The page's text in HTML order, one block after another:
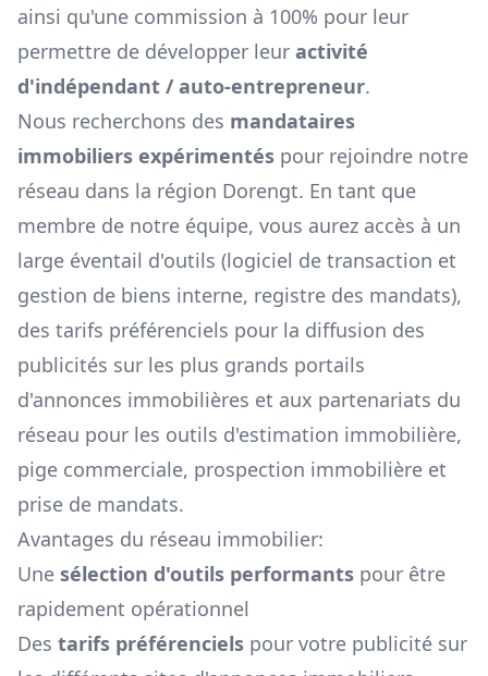
ainsi qu'une commission à 100% pour leur
permettre de développer leur activité
d'indépendant / auto-entrepreneur.
Nous recherchons des mandataires
immobiliers expérimentés pour rejoindre notre
réseau dans la région Dorengt. En tant que
membre de notre équipe, vous aurez accès à un
large éventail d'outils (logiciel de transaction et
gestion de biens interne, registre des mandats),
des tarifs préférenciels pour la diffusion des
publicités sur les plus grands portails
d'annonces immobilières et aux partenariats du
réseau pour les outils d'estimation immobilière,
pige commerciale, prospection immobilière et
prise de mandats.
Avantages du réseau immobilier:
Une sélection d'outils performants pour être
rapidement opérationnel
Des tarifs préférenciels pour votre publicité sur